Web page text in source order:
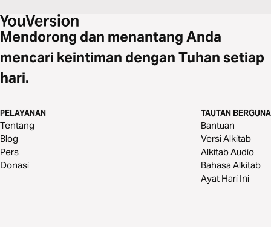
Mendorong dan menantang Anda
mencari keintiman dengan Tuhan setiap
hari.
PELAYANAN
Tentang
Blog
Pers
Donasi
TAUTAN BERGUNA
Bantuan
Versi Alkitab
Alkitab Audio
Bahasa Alkitab
Ayat Hari Ini